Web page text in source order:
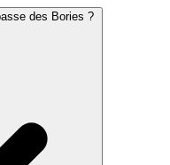
des Bories ?